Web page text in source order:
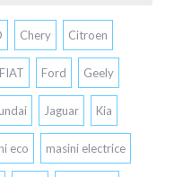
Chery Citroen
FIAT Ford Geely
Jaguar Kia
eco masini electrice